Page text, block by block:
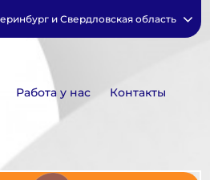
и Свердловская область
Работа у нас Контакты